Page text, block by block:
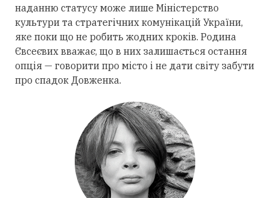
наданню статусу може лише Міністерство
культури та стратегічних комунікацій України,
яке поки що не робить жодних кроків. Родина
Євсеєвих вважає, що в них залишається остання
опція — говорити про місто і не дати світу забути
про спадок Довженка.